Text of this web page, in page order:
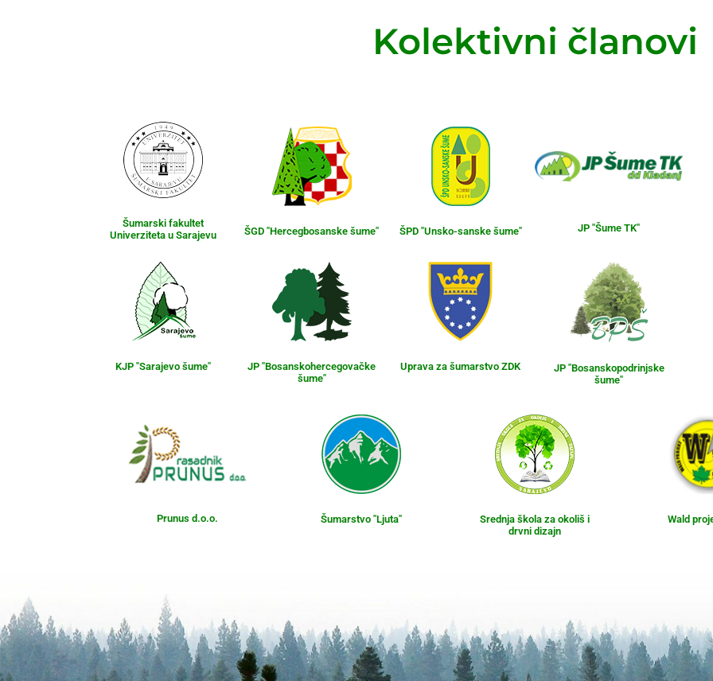
Kolektivni članovi
Šumarski fakultet
Univerziteta u Sarajevu
ŠGD "Hercegbosanske šume" ŠPD "Unsko-sanske šume" JP "Šume TK"
KJP "Sarajevo šume"
JP "Bosanskohercegovačke
šume"
Uprava za šumarstvo ZDK
JP "Bosanskopodrinjske
šume"
Prunus d.o.o. Šumarstvo "Ljuta"
Srednja škola za okoliš i
drvni dizajn
Wald